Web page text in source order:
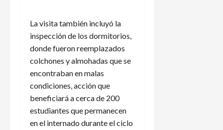
La visita también incluyó la
inspección de los dormitorios,
donde fueron reemplazados
colchones y almohadas que se
encontraban en malas
condiciones, acción que
beneficiará a cerca de 200
estudiantes que permanecen
en el internado durante el ciclo